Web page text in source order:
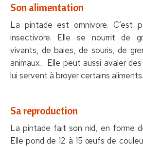
Son alimentation
La pintade est omnivore. C’est
insectivore. Elle se nourrit de
vivants, de baies, de souris, de
animaux… Elle peut aussi avaler
lui servent à broyer certains aliments.
Sa reproduction
La pintade fait son nid, en forme
Elle pond de 12 à 15 œufs de